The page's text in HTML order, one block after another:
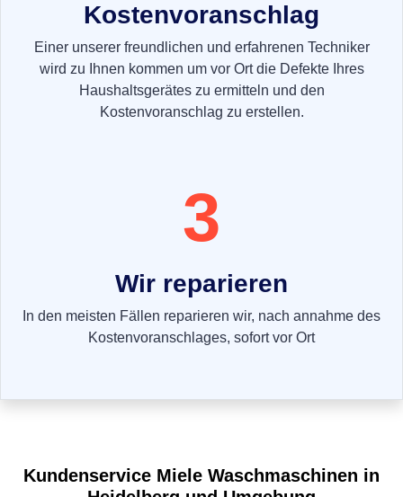
Kostenvoranschlag
Einer unserer freundlichen und erfahrenen Techniker
wird zu Ihnen kommen um vor Ort die Defekte Ihres
Haushaltsgerätes zu ermitteln und den
Kostenvoranschlag zu erstellen.
3
Wir reparieren
In den meisten Fällen reparieren wir, nach annahme des
Kostenvoranschlages, sofort vor Ort
Kundenservice Miele Waschmaschinen in